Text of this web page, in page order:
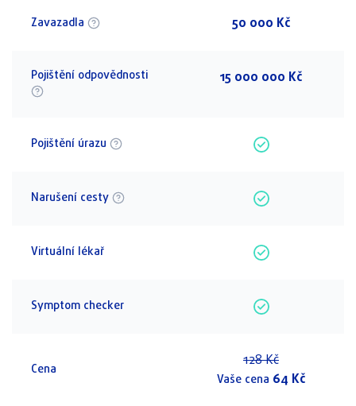
Zavazadla 50 000 Kč
Pojištění odpovědnosti 15 000 000 Kč
Pojištění úrazu
Narušení cesty
Virtuální lékař
Symptom checker
Cena 128Kč
Vaše cena 64 Kč